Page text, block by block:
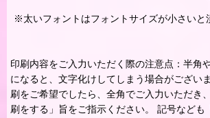
※太いフォントはフォントサイズが小さいと
印刷内容をご入力いただく際の注意点：半角
になると、文字化けしてしまう場合がござい
刷をご希望でしたら、全角でご入力いただき
刷をする」旨をご指示ください。 記号なども